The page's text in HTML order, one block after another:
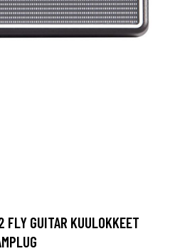
FLY GUITAR KUULOKKEET